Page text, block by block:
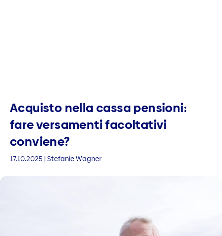
Acquisto nella cassa pensioni:
fare versamenti facoltativi
conviene?
17.10.2025 | Stefanie Wagner